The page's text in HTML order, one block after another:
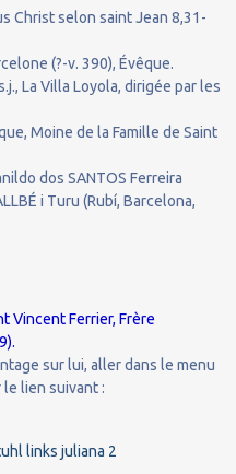
Christ selon saint Jean 8,31-
(?-v. 390), Évêque.
La Villa Loyola, dirigée par les
Moine de la Famille de Saint
dos SANTOS Ferreira
i Turu (Rubí, Barcelona,
Vincent Ferrier, Frère
sur lui, aller dans le menu
le lien suivant :